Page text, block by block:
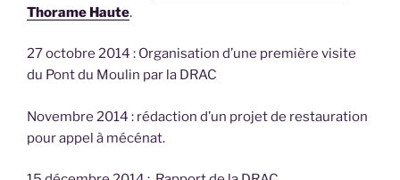
Thorame Haute.
27 octobre 2014 : Organisation d’une première visite
du Pont du Moulin par la DRAC
Novembre 2014 : rédaction d’un projet de restauration
pour appel à mécénat.